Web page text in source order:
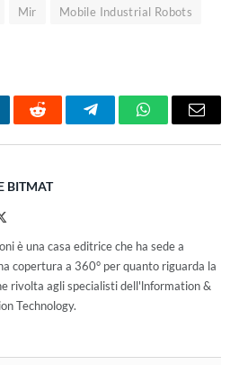
Mir
Mobile Industrial Robots
Reddit TelegramWhatsAppEmail
BITMAT
è una casa editrice che ha sede a
copertura a 360° per quanto riguarda la
rivolta agli specialisti dell'lnformation &
Technology.